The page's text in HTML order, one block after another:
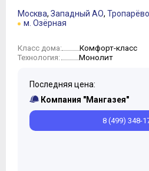
Москва, Западный АО,
м. Озёрная
Класс дома: Комфорт-класс
Технология: Монолит
Последняя цена:
Компания "Мангазея"
8 (499) 348-